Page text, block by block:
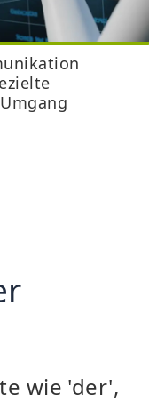
wie 'der',